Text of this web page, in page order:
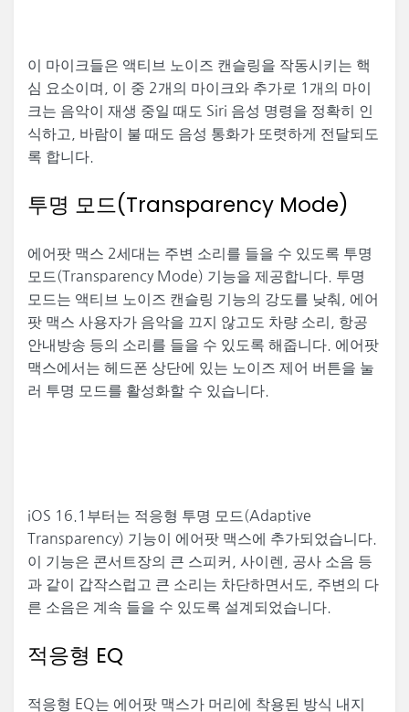
이 마이크들은 액티브 노이즈 캔슬링을 작동시키는 핵
심 요소이며, 이 중 2개의 마이크와 추가로 1개의 마이
크는 음악이 재생 중일 때도 Siri 음성 명령을 정확히 인
식하고, 바람이 불 때도 음성 통화가 또렷하게 전달되도
록 합니다.
투명 모드(Transparency Mode)
에어팟 맥스 2세대는 주변 소리를 들을 수 있도록 투명
모드(Transparency Mode) 기능을 제공합니다. 투명
모드는 액티브 노이즈 캔슬링 기능의 강도를 낮춰, 에어
팟 맥스 사용자가 음악을 끄지 않고도 차량 소리, 항공
안내방송 등의 소리를 들을 수 있도록 해줍니다. 에어팟
맥스에서는 헤드폰 상단에 있는 노이즈 제어 버튼을 눌
러 투명 모드를 활성화할 수 있습니다.
iOS 16.1부터는 적응형 투명 모드(Adaptive
Transparency) 기능이 에어팟 맥스에 추가되었습니다.
이 기능은 콘서트장의 큰 스피커, 사이렌, 공사 소음 등
과 같이 갑작스럽고 큰 소리는 차단하면서도, 주변의 다
른 소음은 계속 들을 수 있도록 설계되었습니다.
적응형 EQ
적응형 EQ는 에어팟 맥스가 머리에 착용된 방식 내지